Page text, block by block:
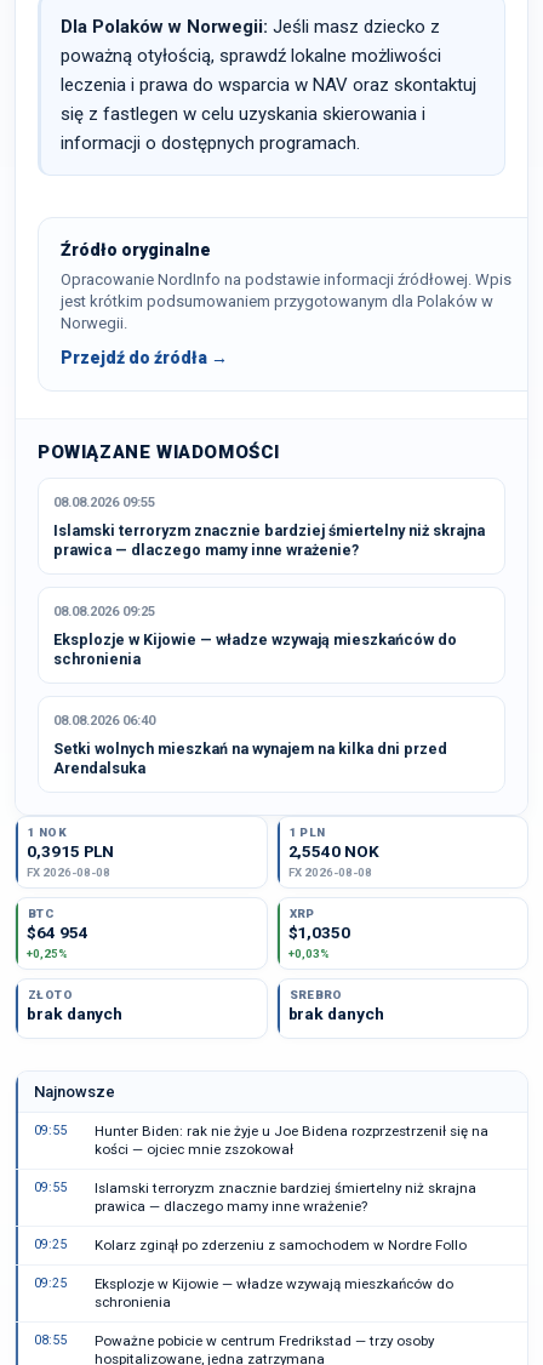
Dla Polaków w Norwegii: Jeśli masz dziecko z
poważną otyłością, sprawdź lokalne możliwości
leczenia i prawa do wsparcia w NAV oraz skontaktuj
się z fastlegen w celu uzyskania skierowania i
informacji o dostępnych programach.
Źródło oryginalne
Opracowanie NordInfo na podstawie informacji źródłowej. Wpis
jest krótkim podsumowaniem przygotowanym dla Polaków w
Norwegii.
Przejdź do źródła →
POWIĄZANE WIADOMOŚCI
08.08.2026 09:55
Islamski terroryzm znacznie bardziej śmiertelny niż skrajna
prawica — dlaczego mamy inne wrażenie?
08.08.2026 09:25
Eksplozje w Kijowie — władze wzywają mieszkańców do
schronienia
08.08.2026 06:40
Setki wolnych mieszkań na wynajem na kilka dni przed
Arendalsuka
1 NOK
0,3915 PLN
FX 2026-08-08
1 PLN
2,5540 NOK
FX 2026-08-08
BTC
$64 954
+0,25%
XRP
$1,0350
+0,03%
ZŁOTO
brak danych
SREBRO
brak danych
Najnowsze
09:55
Hunter Biden: rak nie żyje u Joe Bidena rozprzestrzenił się na
kości — ojciec mnie zszokował
09:55
Islamski terroryzm znacznie bardziej śmiertelny niż skrajna
prawica — dlaczego mamy inne wrażenie?
09:25 Kolarz zginął po zderzeniu z samochodem w Nordre Follo
09:25
Eksplozje w Kijowie — władze wzywają mieszkańców do
schronienia
08:55
Poważne pobicie w centrum Fredrikstad — trzy osoby
hospitalizowane, jedna zatrzymana